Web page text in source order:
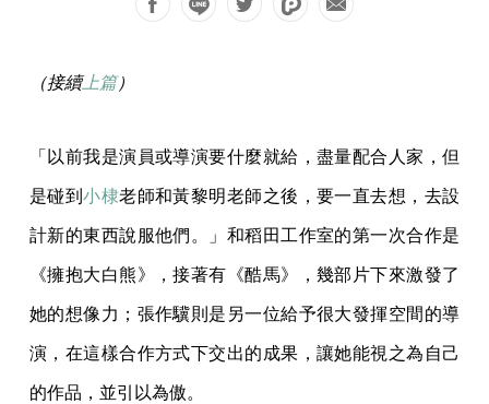
（接續上篇）
「以前我是演員或導演要什麼就給，盡量配合人家，但
是碰到小棣老師和黃黎明老師之後，要一直去想，去設
計新的東西說服他們。」和稻田工作室的第一次合作是
《擁抱大白熊》，接著有《酷馬》，幾部片下來激發了
她的想像力；張作驥則是另一位給予很大發揮空間的導
演，在這樣合作方式下交出的成果，讓她能視之為自己
的作品，並引以為傲。